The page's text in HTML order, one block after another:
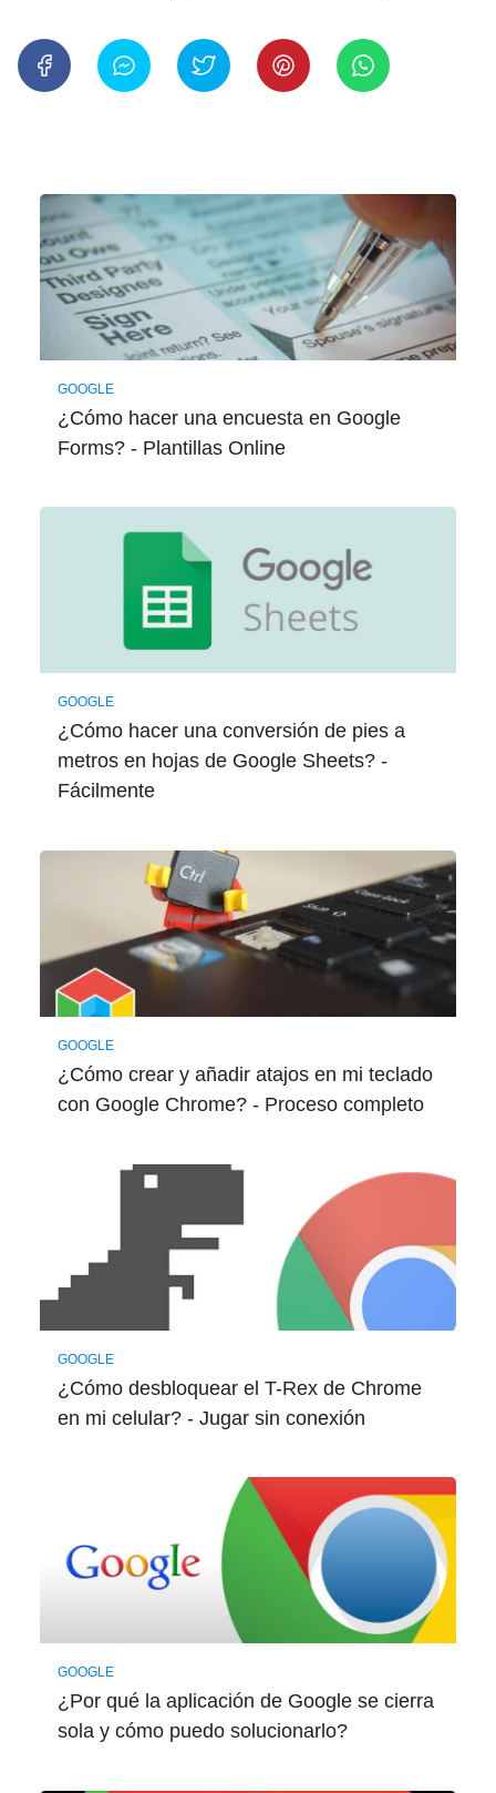
GOOGLE
¿Cómo hacer una encuesta en Google
Forms? - Plantillas Online
GOOGLE
¿Cómo hacer una conversión de pies a
metros en hojas de Google Sheets? -
Fácilmente
GOOGLE
¿Cómo crear y añadir atajos en mi teclado
con Google Chrome? - Proceso completo
GOOGLE
¿Cómo desbloquear el T-Rex de Chrome
en mi celular? - Jugar sin conexión
GOOGLE
¿Por qué la aplicación de Google se cierra
sola y cómo puedo solucionarlo?